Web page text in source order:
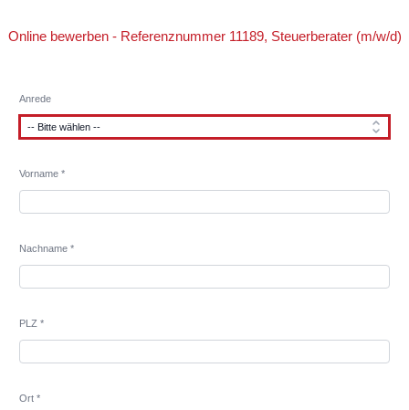
Online bewerben - Referenznummer 11189, Steuerberater (m/w/d)
Anrede
Vorname *
Nachname *
PLZ *
Ort *